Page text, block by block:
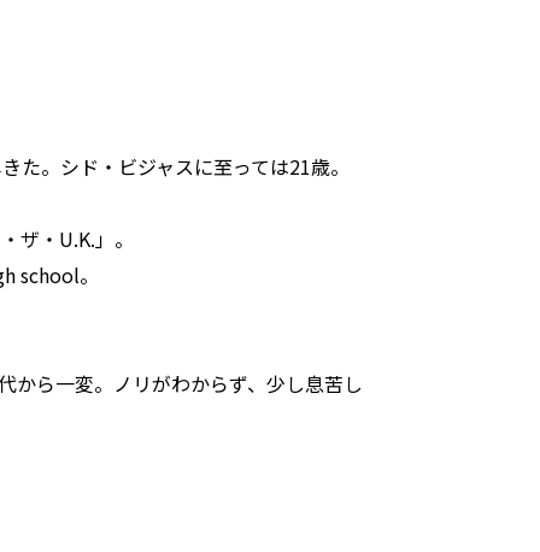
た。シド・ビジャスに至っては21歳。
ザ・U.K.」。
school。
から一変。ノリがわからず、少し息苦し